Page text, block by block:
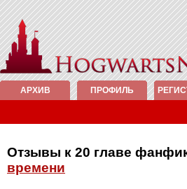
АРХИВ ПРОФИЛЬ
Отзывы к 20 главе
времени